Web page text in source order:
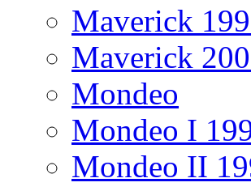
Maverick
Maverick
Mondeo
Mondeo I
Mondeo II